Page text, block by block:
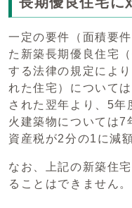
一定の要件（面積要
た新築長期優良住宅
する法律の規定によ
れた住宅）について
された翌年より、5
火建築物については7
資産税が2分の1に減
なお、上記の新築住
ることはできません。